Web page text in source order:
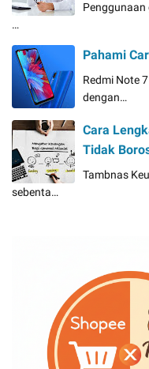
…
Pahami
Redmi Note
dengan…
Cara
Tidak
Tambnas
sebenta…